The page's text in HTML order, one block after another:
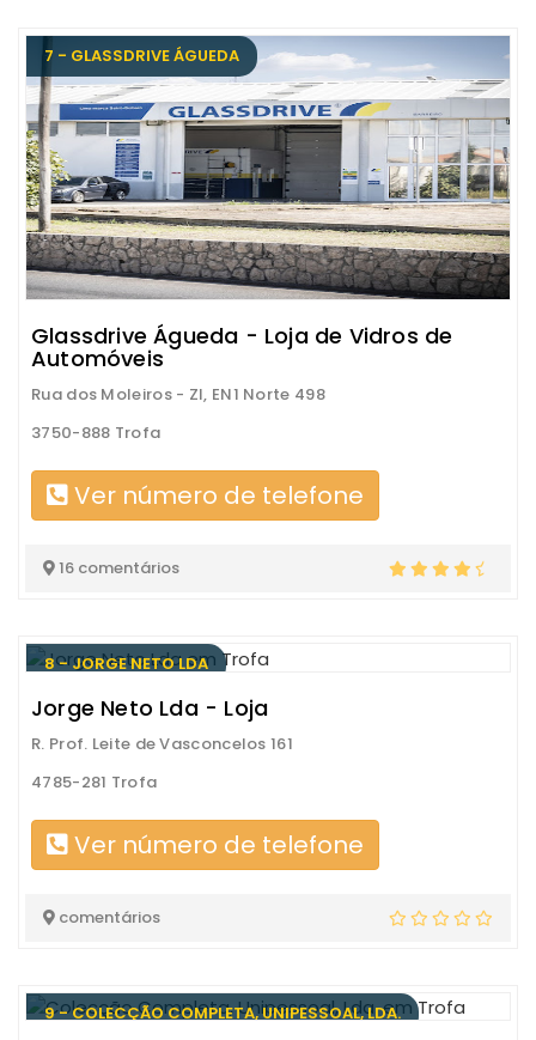
7 - GLASSDRIVE ÁGUEDA
Glassdrive Águeda - Loja de Vidros de
Automóveis
Rua dos Moleiros - ZI, EN1 Norte 498
3750-888 Trofa
Ver número de telefone
16 comentários
8 - JORGE NETO LDA
Jorge Neto Lda - Loja
R. Prof. Leite de Vasconcelos 161
4785-281 Trofa
Ver número de telefone
comentários
9 - COLECÇÃO COMPLETA, UNIPESSOAL, LDA.